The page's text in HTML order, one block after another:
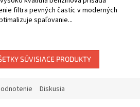
filtra pevných častíc v moderných
spaľovanie...
SÚVISIACE PRODUKTY
Diskusia